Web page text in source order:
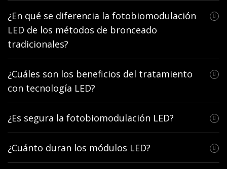
¿En qué se diferencia la fotobiomodulación
LED de los métodos de bronceado
tradicionales?
¿Cuáles son los beneficios del tratamiento
con tecnología LED?
¿Es segura la fotobiomodulación LED?
¿Cuánto duran los módulos LED?